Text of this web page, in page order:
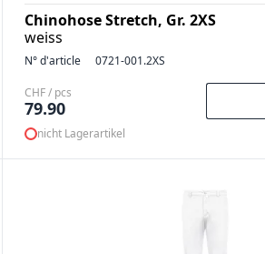
Chinohose Stretch, Gr. 2XS
weiss
N° d'article 0721-001.2XS
CHF / pcs
79.90
nicht Lagerartikel